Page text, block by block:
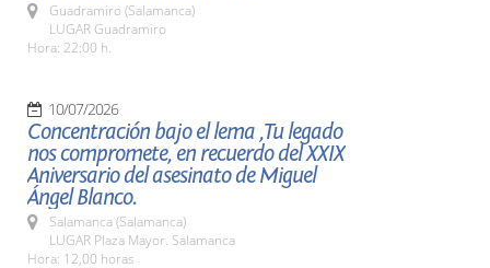
Guadramiro (Salamanca)
LUGAR Guadramiro
Hora: 22:00 h.
10/07/2026
Concentración bajo el lema ,Tu legado
nos compromete, en recuerdo del XXIX
Aniversario del asesinato de Miguel
Ángel Blanco.
Salamanca (Salamanca)
LUGAR Plaza Mayor. Salamanca
Hora: 12,00 horas